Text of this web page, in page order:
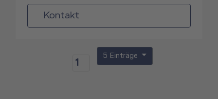
Kontakt
1
5 Einträge